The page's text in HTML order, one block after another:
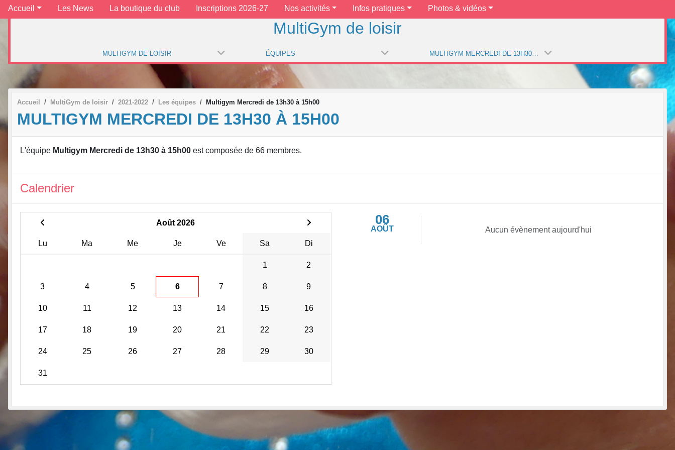
Accueil Les News La boutique du club Inscriptions 2026-27 Nos activités Infos pratiques Photos & vidéos
MultiGym de loisir
MULTIGYM DE LOISIR ÉQUIPES MULTIGYM MERCREDI DE 13H30 À 15H00 (SAISON 2021-2022)
Accueil MultiGym de loisir 2021-2022 Les équipes Multigym Mercredi de 13h30 à 15h00
MULTIGYM MERCREDI DE 13H30 À 15H00
L'équipe Multigym Mercredi de 13h30 à 15h00 est composée de 66 membres.
Calendrier
Août 2026
Lu Ma Me Je Ve Sa Di
1 2
3 4 5 6 7 8 9
10 11 12 13 14 15 16
17 18 19 20 21 22 23
24 25 26 27 28 29 30
31
06
AOÛT Aucun évènement aujourd'hui